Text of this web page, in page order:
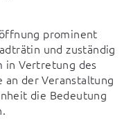
prominent
und zuständig
in Vertretung des
der Veranstaltung
die Bedeutung